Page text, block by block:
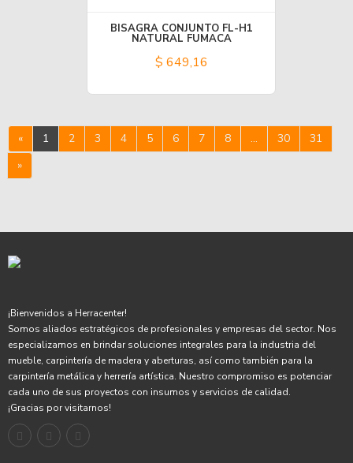
BISAGRA CONJUNTO FL-H1
NATURAL FUMACA
$ 649,16
« 1 2 3 4 5 6 7 8 ... 30
31
»
¡Bienvenidos a Herracenter!
Somos aliados estratégicos de profesionales y empresas del sector. Nos
especializamos en brindar soluciones integrales para la industria del
mueble, carpintería de madera y aberturas, así como también para la
carpintería metálica y herrería artística. Nuestro compromiso es potenciar
cada uno de sus proyectos con insumos y servicios de calidad.
¡Gracias por visitarnos!